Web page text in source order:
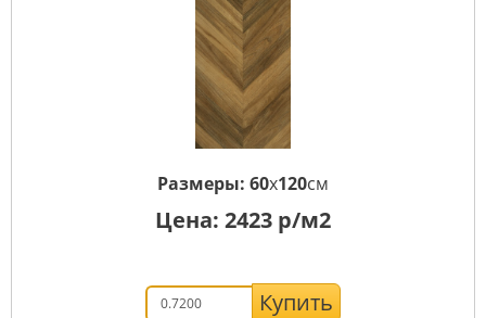
Размеры: 60x120см
Цена: 2423 р/м2
Купить